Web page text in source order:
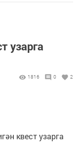
узарга
1816 0 2
квест узарга